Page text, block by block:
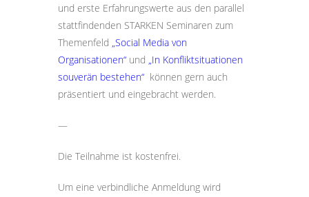
und erste Erfahrungswerte aus den parallel
stattfindenden STARKEN Seminaren zum
Themenfeld „Social Media von
Organisationen“ und „In Konfliktsituationen
souverän bestehen“ können gern auch
präsentiert und eingebracht werden.
—
Die Teilnahme ist kostenfrei.
Um eine verbindliche Anmeldung wird